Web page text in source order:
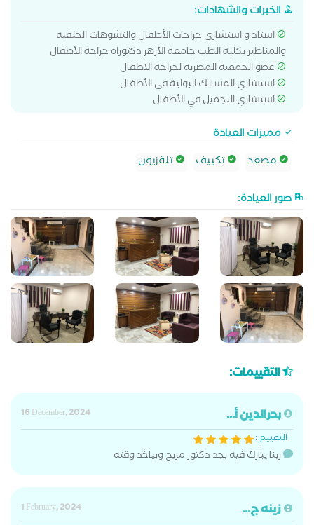
الخبرات والشهادات:
استاذ و استشاري جراحات الأطفال والتشوهات الخلقيه
والمناظير بكلية الطب جامعة الأزهر دكتوراه جراحة الأطفال
عضو الجمعيه المصريه لجراحة الاطفال
استشاري المسالك البولية في الأطفال
استشاري التجميل في الأطفال
مميزات العيادة
مصعد
تكييف تلفزيون
صور العيادة:
التقييمات:
بحرالدين أ...
16 December, 2024
التقييم :
ربنا يبارك فيه بجد دكتور مريح وبياخد وقته
زينه ج...
1 February, 2024